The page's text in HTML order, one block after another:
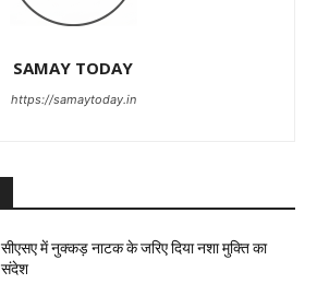
SAMAY TODAY
https://samaytoday.in
सीएसए में नुक्कड़ नाटक के जरिए दिया नशा मुक्ति का
संदेश